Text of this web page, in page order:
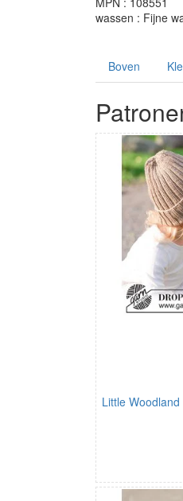
wassen : Fijne
Boven
Little Woodland